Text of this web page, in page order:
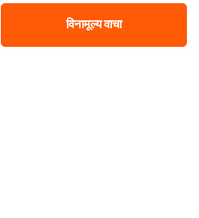
विनामूल्य वाचा